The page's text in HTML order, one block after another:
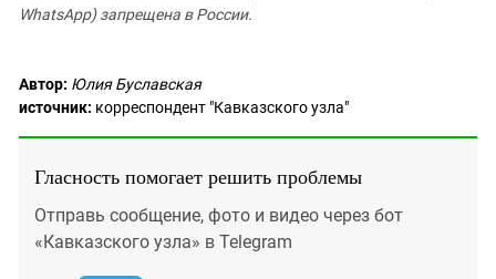
WhatsApp) запрещена в России.
Автор: Юлия Буславская
источник: корреспондент "Кавказского узла"
Гласность помогает решить проблемы
Отправь сообщение, фото и видео через бот
«Кавказского узла» в Telegram